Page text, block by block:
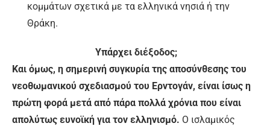
κομμάτων σχετικά με τα ελληνικά νησιά ή την
Θράκη.
Υπάρχει διέξοδος;
Και όμως, η σημερινή συγκυρία της αποσύνθεσης του
νεοθωμανικού σχεδιασμού του Ερντογάν, είναι ίσως η
πρώτη φορά μετά από πάρα πολλά χρόνια που είναι
απολύτως ευνοϊκή για τον ελληνισμό. Ο ισλαμικός